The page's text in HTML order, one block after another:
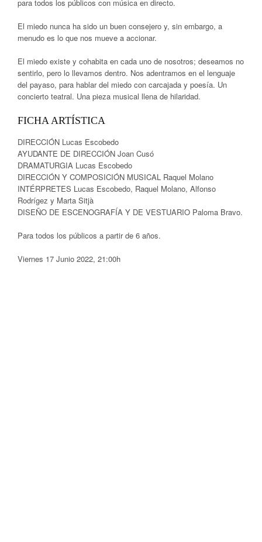
para todos los públicos con música en directo.
El miedo nunca ha sido un buen consejero y, sin embargo, a
menudo es lo que nos mueve a accionar.
El miedo existe y cohabita en cada uno de nosotros; deseamos no
sentirlo, pero lo llevamos dentro. Nos adentramos en el lenguaje
del payaso, para hablar del miedo con carcajada y poesía. Un
concierto teatral. Una pieza musical llena de hilaridad.
FICHA ARTÍSTICA
DIRECCIÓN Lucas Escobedo
AYUDANTE DE DIRECCIÓN Joan Cusó
DRAMATURGIA Lucas Escobedo
DIRECCIÓN Y COMPOSICIÓN MUSICAL Raquel Molano
INTÉRPRETES Lucas Escobedo, Raquel Molano, Alfonso
Rodrígez y Marta Sitjà
DISEÑO DE ESCENOGRAFÍA Y DE VESTUARIO Paloma Bravo.
Para todos los públicos a partir de 6 años.
Viernes 17 Junio 2022, 21:00h